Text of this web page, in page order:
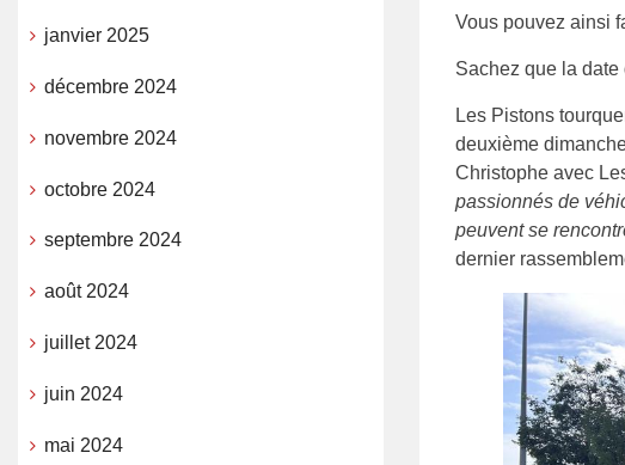
Vous pouvez ainsi
Sachez que la date
Les Pistons
deuxième
Christophe avec
passionnés de
peuvent se
dernier
janvier 2025
décembre 2024
novembre 2024
octobre 2024
septembre 2024
août 2024
juillet 2024
juin 2024
mai 2024